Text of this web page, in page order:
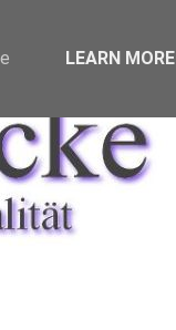
LEARN MORE